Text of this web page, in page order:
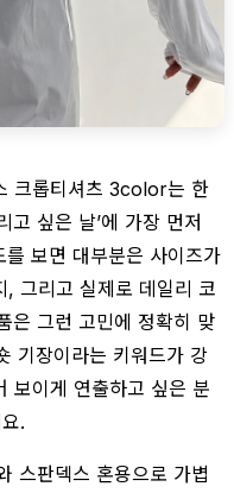
크롭티셔츠 3color는 한
고 싶은 날’에 가장 먼저
보면 대부분은 사이즈가
그리고 실제로 데일리 코
은 그런 고민에 정확히 맞
기장이라는 키워드가 강
보이게 연출하고 싶은 분
.
스판덱스 혼용으로 가볍